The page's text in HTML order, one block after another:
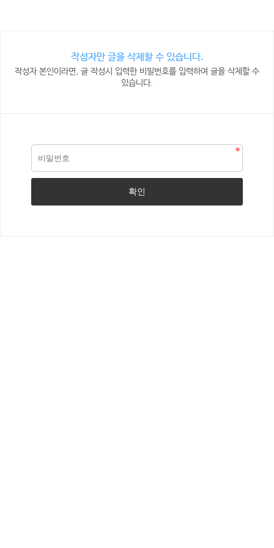
작성자만 글을 삭제할 수 있습니다.
작성자 본인이라면, 글 작성시 입력한 비밀번호를 입력하여 글을 삭제할 수
있습니다.